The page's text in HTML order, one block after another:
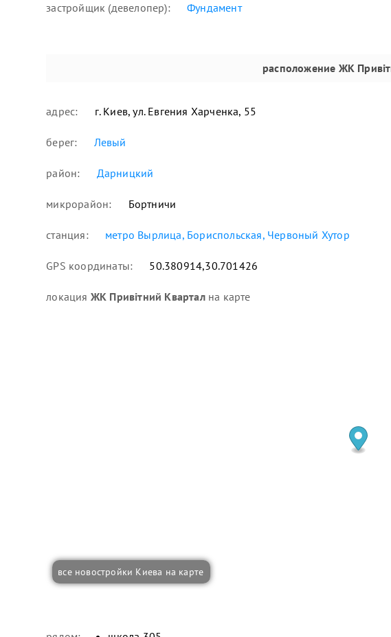
застройщик (девелопер): Фундамент
расположение ЖК
адрес: г. Киев, ул. Евгения Харченка, 55
берег: Левый
район: Дарницкий
микрорайон: Бортничи
станция: метро Вырлица, Бориспольская, Червоный Хутор
GPS координаты: 50.380914,30.701426
локация ЖК Привітний Квартална карте
все новостройки Киева на карте